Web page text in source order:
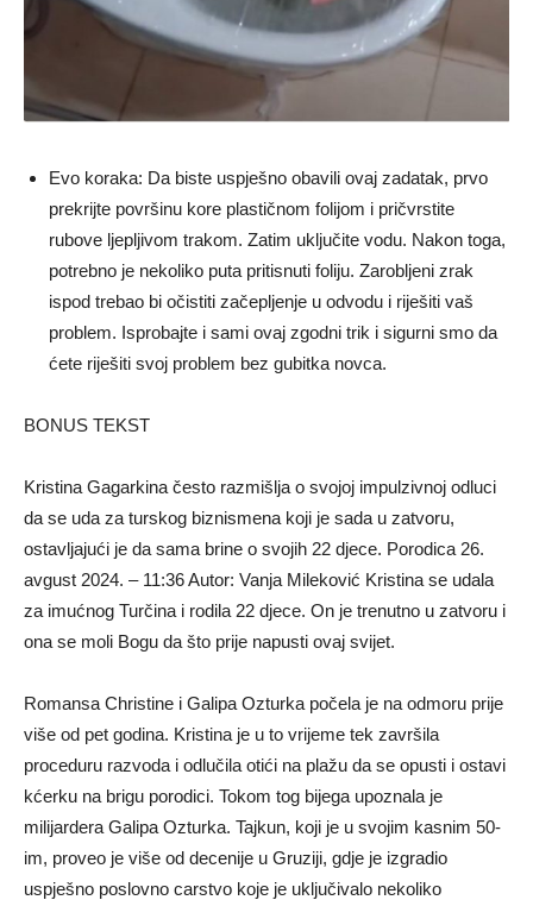
Evo koraka: Da biste uspješno obavili ovaj zadatak, prvo
prekrijte površinu kore plastičnom folijom i pričvrstite
rubove ljepljivom trakom. Zatim uključite vodu. Nakon toga,
potrebno je nekoliko puta pritisnuti foliju. Zarobljeni zrak
ispod trebao bi očistiti začepljenje u odvodu i riješiti vaš
problem. Isprobajte i sami ovaj zgodni trik i sigurni smo da
ćete riješiti svoj problem bez gubitka novca.
BONUS TEKST
Kristina Gagarkina često razmišlja o svojoj impulzivnoj odluci
da se uda za turskog biznismena koji je sada u zatvoru,
ostavljajući je da sama brine o svojih 22 djece. Porodica 26.
avgust 2024. – 11:36 Autor: Vanja Mileković Kristina se udala
za imućnog Turčina i rodila 22 djece. On je trenutno u zatvoru i
ona se moli Bogu da što prije napusti ovaj svijet.
Romansa Christine i Galipa Ozturka počela je na odmoru prije
više od pet godina. Kristina je u to vrijeme tek završila
proceduru razvoda i odlučila otići na plažu da se opusti i ostavi
kćerku na brigu porodici. Tokom tog bijega upoznala je
milijardera Galipa Ozturka. Tajkun, koji je u svojim kasnim 50-
im, proveo je više od decenije u Gruziji, gdje je izgradio
uspješno poslovno carstvo koje je uključivalo nekoliko